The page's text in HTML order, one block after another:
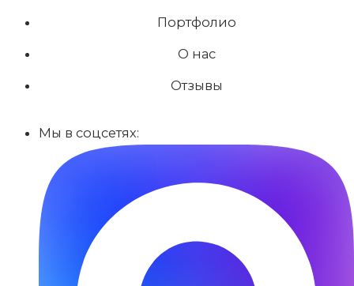
Портфолио
О нас
Отзывы
Мы в соцсетях: